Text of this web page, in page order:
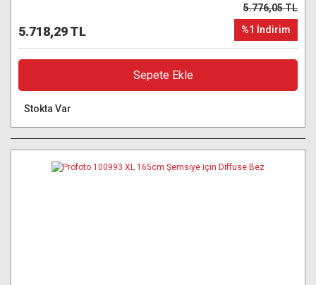
5.718,29 TL
5.776,05 TL
%1 İndirim
Sepete Ekle
Stokta Var